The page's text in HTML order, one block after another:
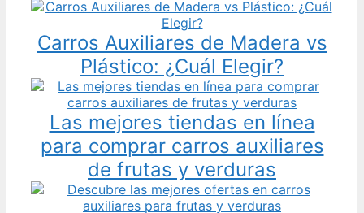
Carros Auxiliares de Madera vs
Plástico: ¿Cuál Elegir?
Las mejores tiendas en línea
para comprar carros auxiliares
de frutas y verduras